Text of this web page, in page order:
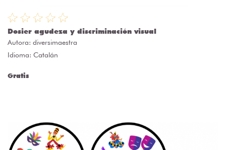
Dosier agudeza y discriminación visual
Autora: diversimaestra
Idioma: Catalán
Gratis